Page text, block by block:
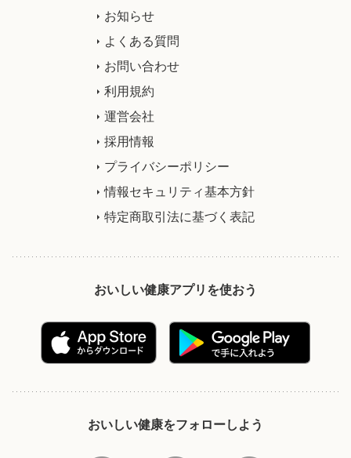
お知らせ
よくある質問
お問い合わせ
利用規約
運営会社
採用情報
プライバシーポリシー
情報セキュリティ基本方針
特定商取引法に基づく表記
おいしい健康アプリを使おう
おいしい健康をフォローしよう